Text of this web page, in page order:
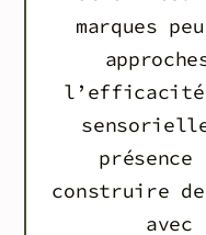
marques
l’efficacité
construire